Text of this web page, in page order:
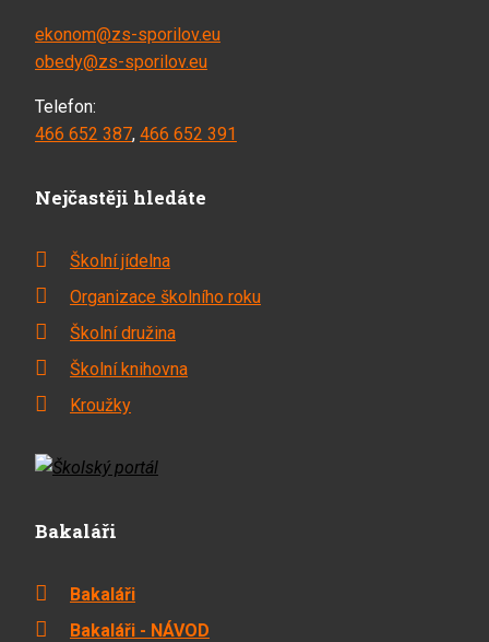
ekonom@zs-sporilov.eu
obedy@zs-sporilov.eu
Telefon:
466 652 387, 466 652 391
Nejčastěji hledáte
Školní jídelna
Organizace školního roku
Školní družina
Školní knihovna
Kroužky
Bakaláři
Bakaláři
Bakaláři - NÁVOD